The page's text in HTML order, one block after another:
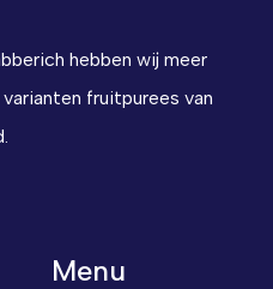
hebben wij meer
fruitpurees van
Menu